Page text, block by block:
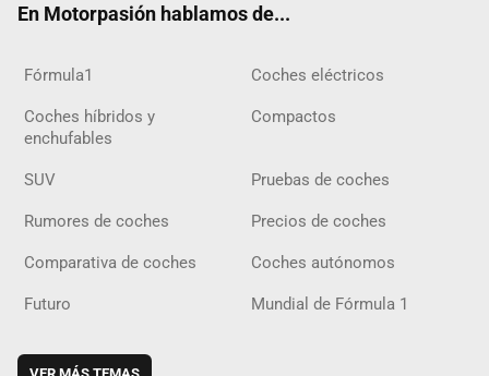
En Motorpasión hablamos de...
Fórmula1 Coches eléctricos
Coches híbridos y
enchufables
Compactos
SUV Pruebas de coches
Rumores de coches Precios de coches
Comparativa de coches Coches autónomos
Futuro Mundial de Fórmula 1